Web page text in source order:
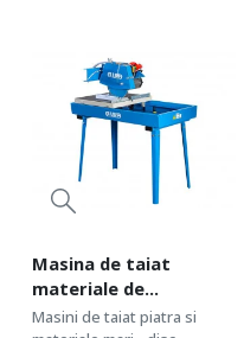
Masina de taiat
materiale de
constructii, lung. max.
Masini de taiat piatra si